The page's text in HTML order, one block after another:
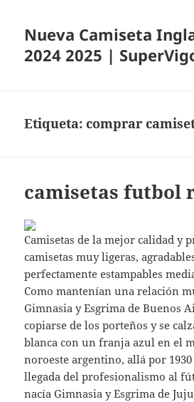
Nueva Camiseta
2024 2025 |
Etiqueta:comprar
camisetas futbol
Camisetas de la mejor calidad y
camisetas muy ligeras,
perfectamente estampables
Como mantenían una relación
Gimnasia y Esgrima de Buenos
copiarse de los porteños y se
blanca con un franja azul en el
noroeste argentino, allá por
llegada del profesionalismo al
nacía Gimnasia y Esgrima de